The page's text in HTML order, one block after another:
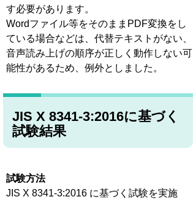
す必要があります。
Wordファイル等をそのままPDF変換をし
ている場合などは、代替テキストがない、
音声読み上げの順序が正しく動作しない可
能性があるため、例外としました。
JIS X 8341-3:2016に基づく
試験結果
試験方法
JIS X 8341-3:2016 に基づく試験を実施